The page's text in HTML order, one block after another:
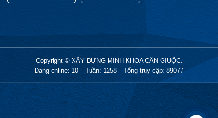
Copyright © XÂY DỰNG MINH KHOA CẦN GIUỘC.
Đang online: 10
Tuần: 1258 Tổng truy cập: 89077